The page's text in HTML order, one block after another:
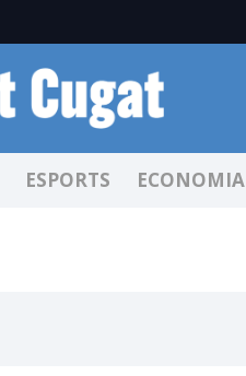
ESPORTS ECONOMIA